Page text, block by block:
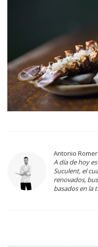
Antonio
A día de hoy
Suculent, el
renovados,
basados en la